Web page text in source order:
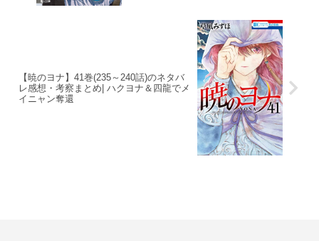
【暁のヨナ】41巻(235～240話)のネタバ
レ感想・考察まとめ| ハクヨナ＆四龍でメ
イニャン奪還